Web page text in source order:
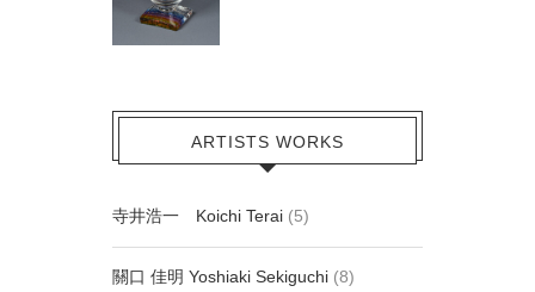
ARTISTS WORKS
寺井浩一 Koichi Terai (5)
關口 佳明 Yoshiaki Sekiguchi (8)